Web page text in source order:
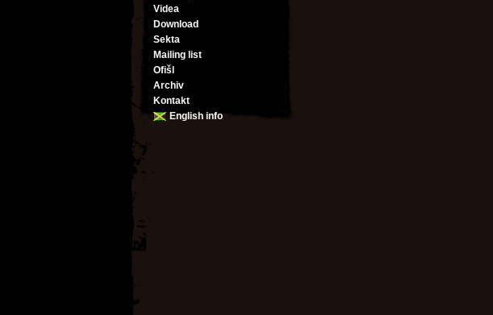
Videa
Download
Sekta
Mailing list
Ofišl
Archiv
Kontakt
English info